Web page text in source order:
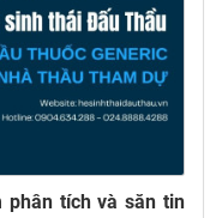
tích và săn tin